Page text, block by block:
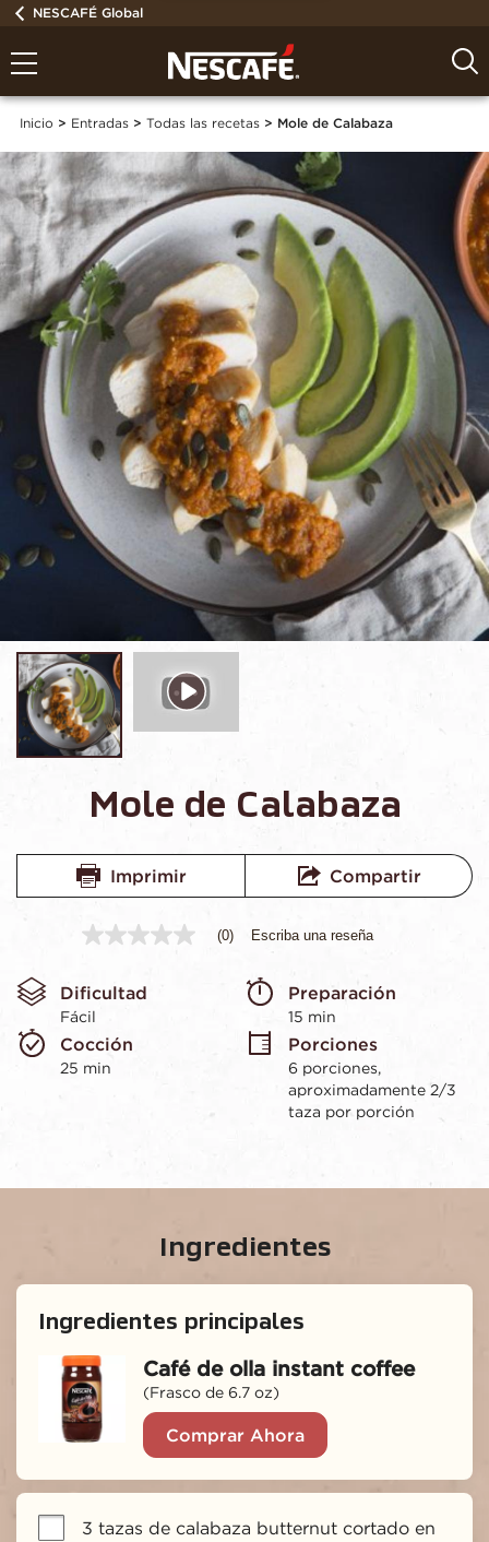
NESCAFÉ Global
Inicio Entradas Todas las recetas Mole de Calabaza
Mole de Calabaza
Imprimir Compartir
Sin
en
la
página.
(0) Escriba una reseña
Dificultad
Fácil
Preparación
15 min
Cocción
25 min
Porciones
6 porciones,
aproximadamente 2/3
taza por porción
Ingredientes
Ingredientes principales
Café de olla instant coffee
(Frasco de 6.7 oz)
Comprar Ahora
3 tazas de calabaza butternut cortado en